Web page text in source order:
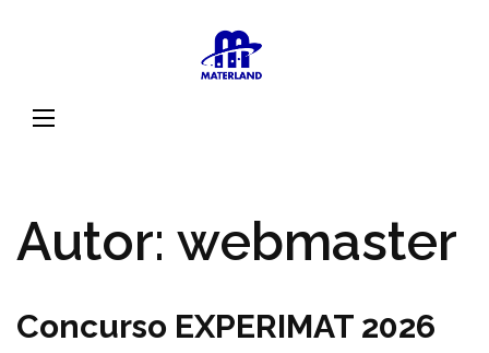
(presiona
Autor: webmaster
Concurso EXPERIMAT 2026